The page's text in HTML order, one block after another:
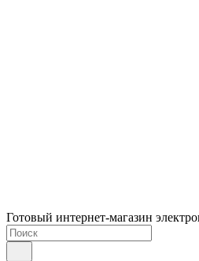
Готовый интернет-магазин